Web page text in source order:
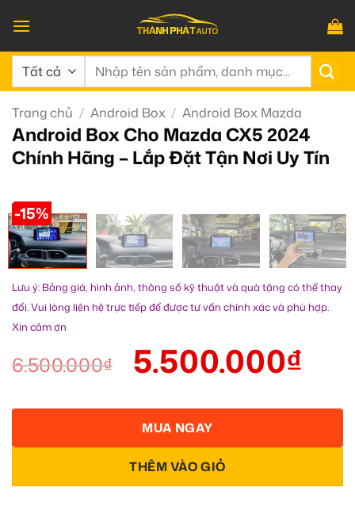
qua
nội
dung
Tìm
Trang chủ / Android Box / Android Box Mazda
Android Box Cho Mazda CX5 2024
Chính Hãng – Lắp Đặt Tận Nơi Uy Tín
-15%
Lưu ý: Bảng giá, hình ảnh, thông số kỹ thuật và quà tặng có thể thay
đổi. Vui lòng liên hệ trực tiếp để được tư vấn chính xác và phù hợp.
Xin cảm ơn
6.500.000₫ 5.500.000₫
THÊM VÀO GIỎ
MUA NGAY